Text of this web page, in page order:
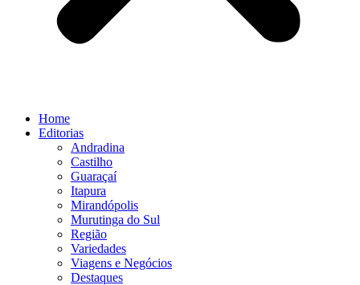
Home
Editorias
Andradina
Castilho
Guaraçaí
Itapura
Mirandópolis
Murutinga do Sul
Região
Variedades
Viagens e Negócios
Destaques